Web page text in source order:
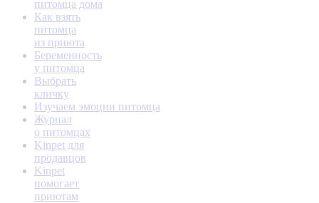
питомца дома
Как взять
питомца
из приюта
Беременность
у питомца
Выбрать
кличку
Изучаем эмоции питомца
Журнал
о питомцах
Kinpet для
продавцов
Kinpet
помогает
приютам